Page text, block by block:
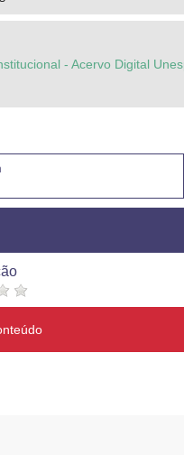
- Acervo Digital